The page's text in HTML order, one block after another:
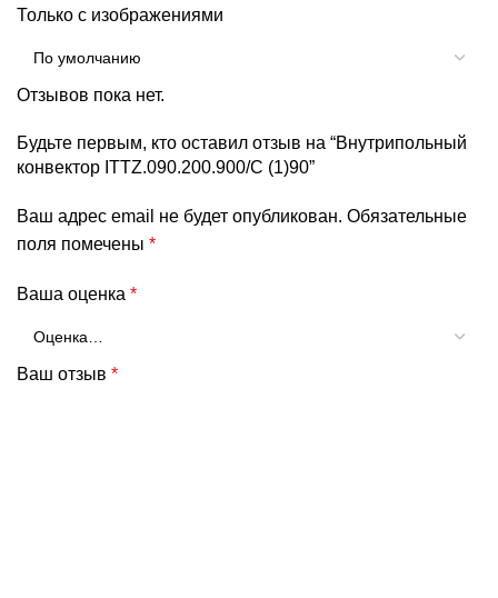
Только с изображениями
Отзывов пока нет.
Будьте первым, кто оставил отзыв на “Внутрипольный
конвектор ITTZ.090.200.900/C (1)90”
Ваш адрес email не будет опубликован. Обязательные
поля помечены *
Ваша оценка *
Ваш отзыв *